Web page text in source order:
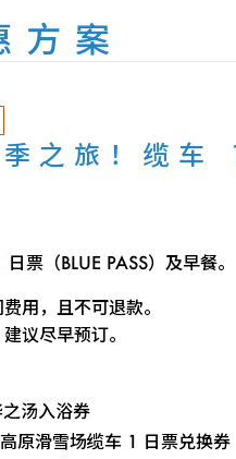
案
季之旅！缆车
票（BLUE PASS）及早餐。
用，且不可退款。
议尽早预订。
汤入浴券
原滑雪场缆车 1 日票兑换券